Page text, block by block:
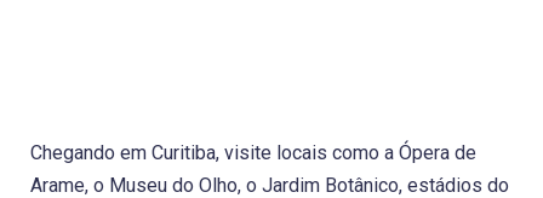
Chegando em Curitiba, visite locais como a Ópera de
Arame, o Museu do Olho, o Jardim Botânico, estádios do